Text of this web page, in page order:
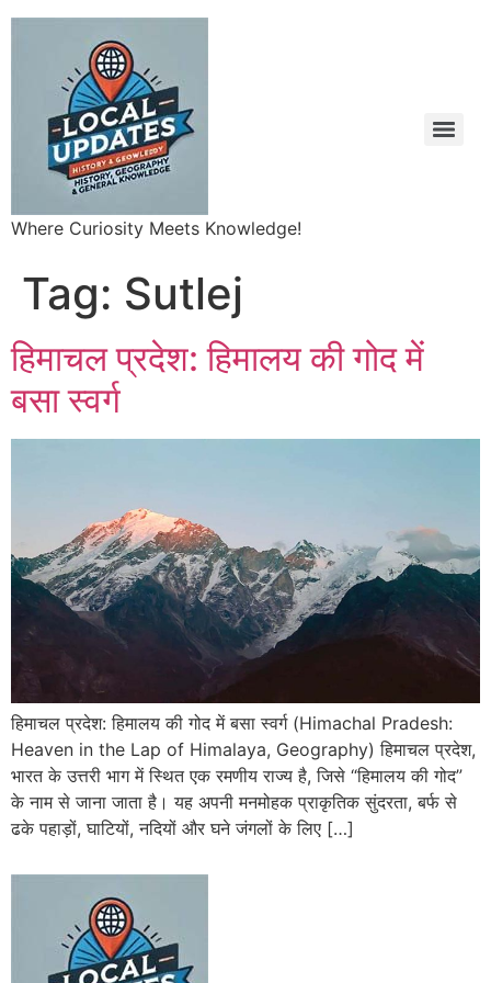
Where Curiosity Meets Knowledge!
Tag: Sutlej
हिमाचल प्रदेश: हिमालय की गोद में
बसा स्वर्ग
हिमाचल प्रदेश: हिमालय की गोद में बसा स्वर्ग (Himachal Pradesh:
Heaven in the Lap of Himalaya, Geography) हिमाचल प्रदेश,
भारत के उत्तरी भाग में स्थित एक रमणीय राज्य है, जिसे “हिमालय की गोद”
के नाम से जाना जाता है। यह अपनी मनमोहक प्राकृतिक सुंदरता, बर्फ से
ढके पहाड़ों, घाटियों, नदियों और घने जंगलों के लिए […]